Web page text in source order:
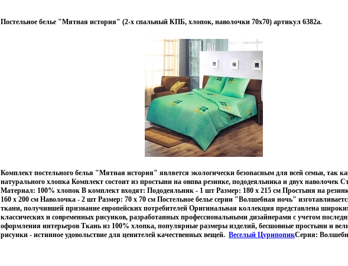
Постельное белье "Мятная история" (2-х спальный КПБ, хлопок, наволочки 70х70) артикул 6382a.
Комплект постельного белья "Мятная история" является экологически безопасным для всей семьи, так
натурального хлопка Комплект состоит из простыни на овпва резинке, пододеяльника и двух наволочек
Материал: 100% хлопок В комплект входят: Пододеяльник - 1 шт Размер: 180 х 215 см Простыня на
160 х 200 см Наволочка - 2 шт Размер: 70 х 70 см Постельное белье серии "Волшебная ночь"
ткани, получившей признание европейских потребителей Оригинальная коллекция представлена
классических и современных рисунков, разработанных профессиональными дизайнерами с учетом
оформления интерьеров Ткань из 100% хлопка, популярные размеры изделий, бесшовные простыни и
рисунки - истинное удовольствие для ценителей качественных вещей. Веселый ЦурипопикСерия: